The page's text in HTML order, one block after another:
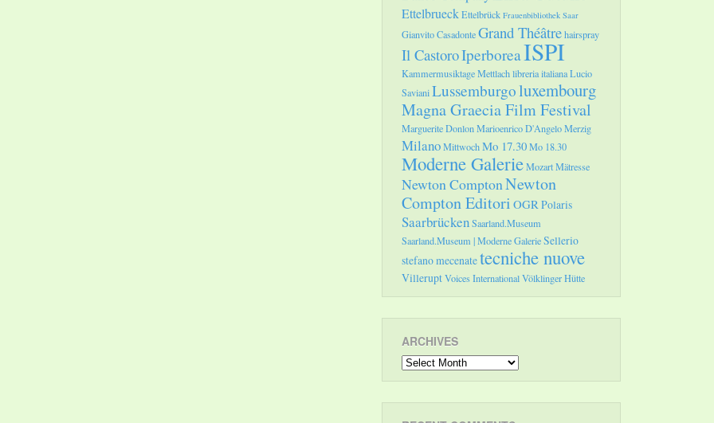
EttelbrueckEttelbrück Frauenbibliothek Saar
Gianvito CasadonteGrand Théâtrehairspray
Il CastoroIperboreaISPI
Kammermusiktage Mettlachlibreria italianaLucio
SavianiLussemburgoluxembourg
Magna Graecia Film Festival
Marguerite DonlonMarioenrico D'AngeloMerzig
MilanoMittwochMo 17.30Mo 18.30
Moderne GalerieMozartMätresse
Newton ComptonNewton
Compton Editori OGRPolaris
SaarbrückenSaarland.Museum
Saarland.Museum | Moderne GalerieSellerio
stefano mecenatetecniche nuove
VilleruptVoices InternationalVölklinger Hütte
ARCHIVES
Archives